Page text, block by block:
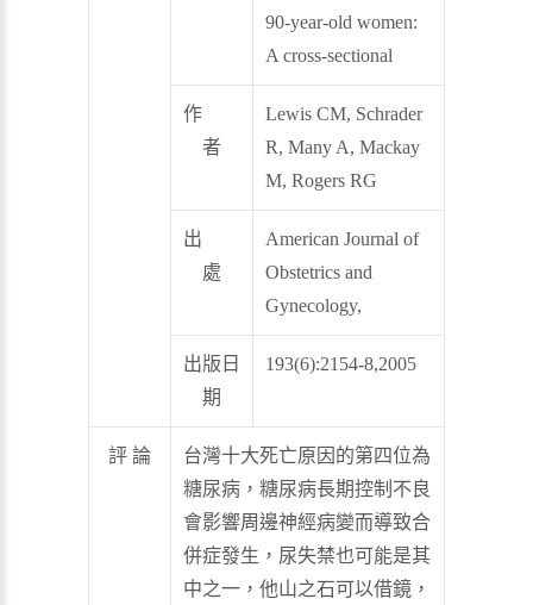
90-year-old women:
A cross-sectional
作
者
Lewis CM, Schrader
R, Many A, Mackay
M, Rogers RG
出
處
American Journal of
Obstetrics and
Gynecology,
出版日
期
193(6):2154-8,2005
評 論
台灣十大死亡原因的第四位為
糖尿病，糖尿病長期控制不良
會影響周邊神經病變而導致合
併症發生，尿失禁也可能是其
中之一，他山之石可以借鏡，